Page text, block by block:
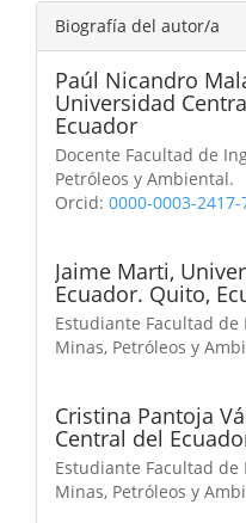
Biografía del autor/a
Paúl Nicandro
Universidad
Ecuador
Docente Facultad de
Petróleos y Ambiental.
Orcid: 0000-0003-2417-
Jaime Marti,
Ecuador. Quito,
Estudiante Facultad
Minas, Petróleos y
Cristina Pantoja
Central del
Estudiante Facultad
Minas, Petróleos y